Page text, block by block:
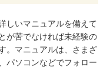
しいマニュアルを備えて
が苦でなければ未経験の
。マニュアルは、さまざ
パソコンなどでフォロー